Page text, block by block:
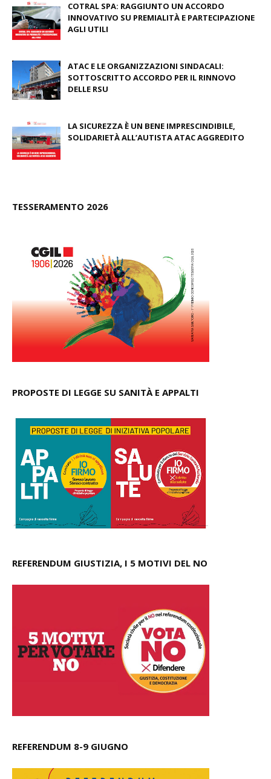
COTRAL SPA: RAGGIUNTO UN ACCORDO
INNOVATIVO SU PREMIALITÀ E PARTECIPAZIONE
AGLI UTILI
ATAC E LE ORGANIZZAZIONI SINDACALI:
SOTTOSCRITTO ACCORDO PER IL RINNOVO
DELLE RSU
LA SICUREZZA È UN BENE IMPRESCINDIBILE,
SOLIDARIETÀ ALL’AUTISTA ATAC AGGREDITO
TESSERAMENTO 2026
PROPOSTE DI LEGGE SU SANITÀ E APPALTI
REFERENDUM GIUSTIZIA, I 5 MOTIVI DEL NO
REFERENDUM 8-9 GIUGNO